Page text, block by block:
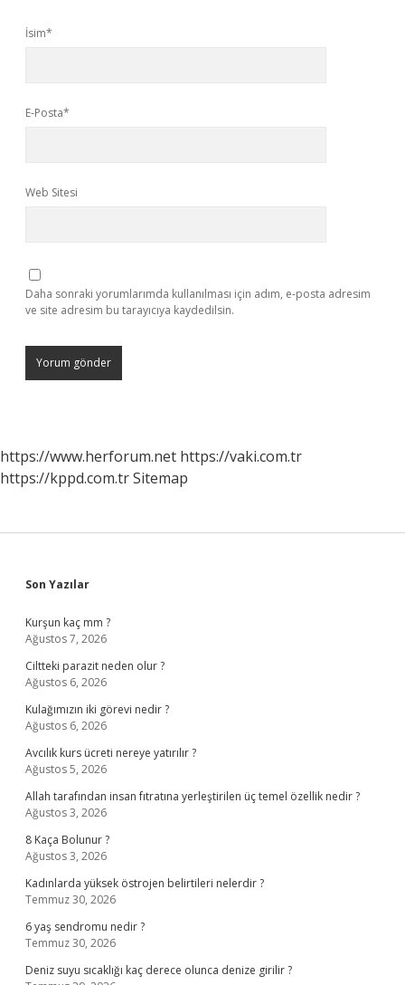
İsim*
E-Posta*
Web Sitesi
Daha sonraki yorumlarımda kullanılması için adım, e-posta adresim
ve site adresim bu tarayıcıya kaydedilsin.
https://www.herforum.net https://vaki.com.tr
https://kppd.com.trSitemap
Sidebar
Son Yazılar
Kurşun kaç mm ?
Ağustos 7, 2026
Ciltteki parazit neden olur ?
Ağustos 6, 2026
Kulağımızın iki görevi nedir ?
Ağustos 6, 2026
Avcılık kurs ücreti nereye yatırılır ?
Ağustos 5, 2026
Allah tarafından insan fıtratına yerleştirilen üç temel özellik nedir ?
Ağustos 3, 2026
8 Kaça Bolunur ?
Ağustos 3, 2026
Kadınlarda yüksek östrojen belirtileri nelerdir ?
Temmuz 30, 2026
6 yaş sendromu nedir ?
Temmuz 30, 2026
Deniz suyu sıcaklığı kaç derece olunca denize girilir ?